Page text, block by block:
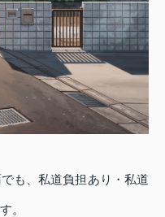
も、私道負担あり・私道
。